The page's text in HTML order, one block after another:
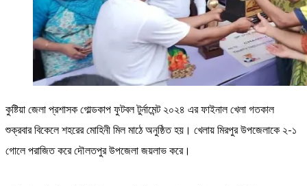
কুষ্টিয়া জেলা প্রশাসক গোল্ডকাপ ফুটবল টুর্নামেন্ট ২০২৪ এর ফাইনাল খেলা গতকাল
শুক্রবার বিকেলে শহরের মোহিনী মিল মাঠে অনুষ্ঠিত হয়। খেলায় মিরপুর উপজেলাকে ২-১
গোলে পরাজিত করে দৌলতপুর উপজেলা জয়লাভ করে।